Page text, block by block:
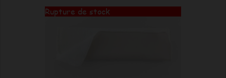
Rupture de stock